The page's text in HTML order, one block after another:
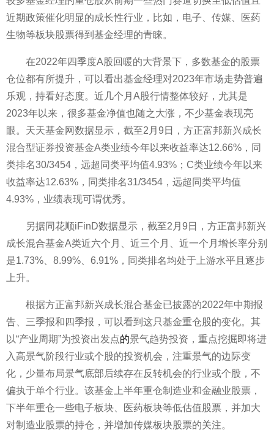
近期政策催化明显的成长性行业，比如，电子、传媒、医药
生物等板块股票得到 基金经理的青睐。
在2022年四季度A股回暖的大背景下，多数基金的 股票
仓位都有所提升，可以看出基金经理对2023年市场走势普遍
乐观，持看好态度。 近 几个月A股行情整体较好，尤其是
2023年以来，很多基金净值也随之大涨，不少基金表现亮
眼。天天基金网数据显示，截至2月9日，方正富邦新兴成长
混合型证券投资基金A类业绩今年以来收益率达12.66%，同
类排名30/3454，远超同类平均值4.93%；C类业绩今年以来
收益率达12.63%，同类排名31/3454，远超同类平均值
4.93%，业绩表现可谓优秀。
另据同花顺iFinD数据显示，截至2月9日，方正富邦新兴
成长混合基金A类近六个月、 近三个月、 近一个月增长率分别
是1.73%、8.99%、6.91%，同类排名均处于上游水平 且逐步
上升。
根据方正富邦新兴成长混合基金已披露的2022年中期报
告、三季报和四季报，可以看到这只基金重仓股的变化。其
以“产业周期”为投资出发点的景气趋势投资 ，重点挖掘即将进
入高景气阶段行业或个股的投资机会，注重景气的边际变
化，少量布局景气底部后续存在反转机会的行业或个股，不
偏执于单个行业。该基金 上半年重仓制造业和金融业 股票 ，
下半年重仓一些电子板块、医药板块等低估值 股票 ，并加大
对制造业 股票的持仓，并增加传媒板块股票的关注。